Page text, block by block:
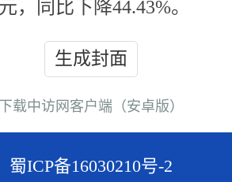
，同比下降44.43%。
生成封面
下载中访网客户端（安卓版）
蜀ICP备16030210号-2